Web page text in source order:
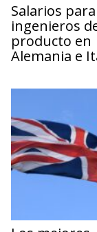
Salarios para
ingenieros
producto en
Alemania e